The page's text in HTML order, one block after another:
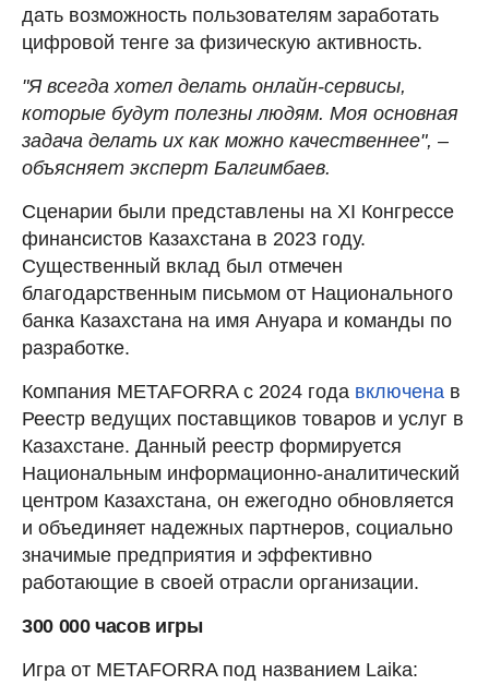
дать возможность пользователям заработать
цифровой тенге за физическую активность.
"Я всегда хотел делать онлайн-сервисы,
которые будут полезны людям. Моя основная
задача делать их как можно качественнее", –
объясняет эксперт Балгимбаев.
Сценарии были представлены на XI Конгрессе
финансистов Казахстана в 2023 году.
Существенный вклад был отмечен
благодарственным письмом от Национального
банка Казахстана на имя Ануара и команды по
разработке.
Компания METAFORRA с 2024 года включена в
Реестр ведущих поставщиков товаров и услуг в
Казахстане. Данный реестр формируется
Национальным информационно-аналитический
центром Казахстана, он ежегодно обновляется
и объединяет надежных партнеров, социально
значимые предприятия и эффективно
работающие в своей отрасли организации.
300 000 часов игры
Игра от METAFORRA под названием Laika: